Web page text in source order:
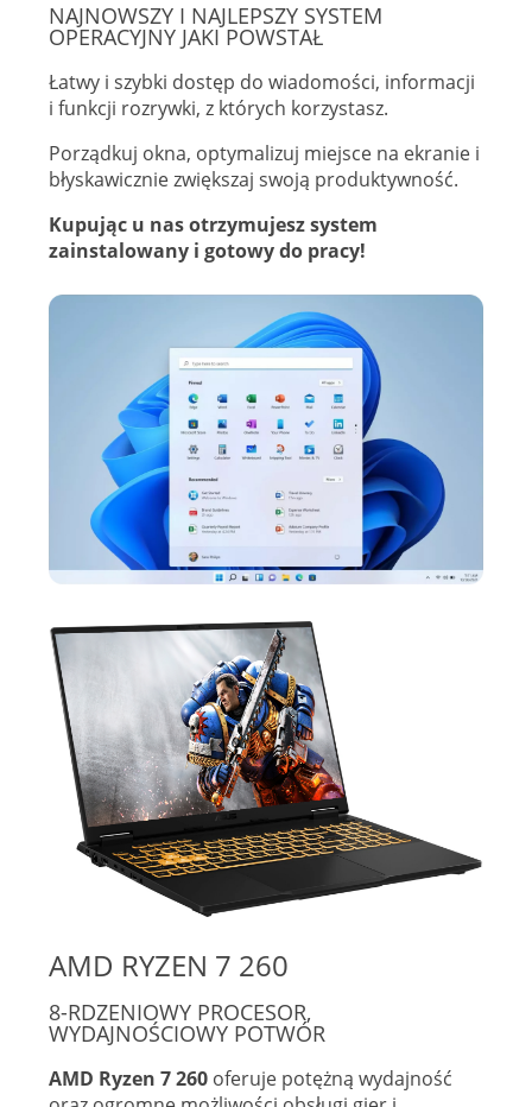
NAJNOWSZY I NAJLEPSZY SYSTEM
OPERACYJNY JAKI POWSTAŁ
Łatwy i szybki dostęp do wiadomości, informacji
i funkcji rozrywki, z których korzystasz.
Porządkuj okna, optymalizuj miejsce na ekranie i
błyskawicznie zwiększaj swoją produktywność.
Kupując u nas otrzymujesz system
zainstalowany i gotowy do pracy!
AMD RYZEN 7 260
8-RDZENIOWY PROCESOR,
WYDAJNOŚCIOWY POTWÓR
AMD Ryzen 7 260 oferuje potężną wydajność